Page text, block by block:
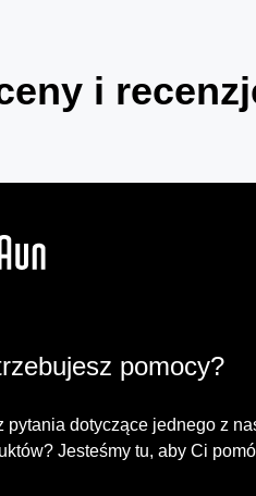
i
pomocy?
pytania dotyczące jednego z
Jesteśmy tu, aby Ci